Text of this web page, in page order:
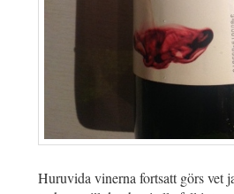
Huruvida vinerna fortsatt görs vet